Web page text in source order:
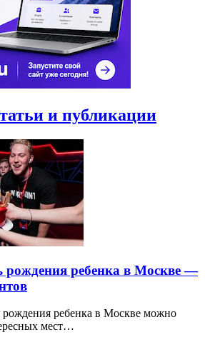
и публикации
рождения ребенка в Москве —
рождения ребенка в Москве можно
мест…